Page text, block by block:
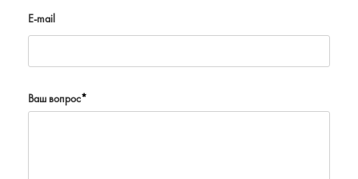
E-mail
Ваш вопрос*